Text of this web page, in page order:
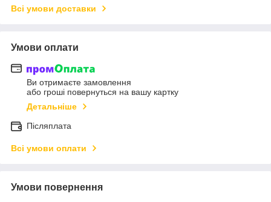
Всі умови доставки
Умови оплати
Ви отримаєте замовлення
або гроші повернуться на вашу картку
Детальніше
Післяплата
Всі умови оплати
Умови повернення